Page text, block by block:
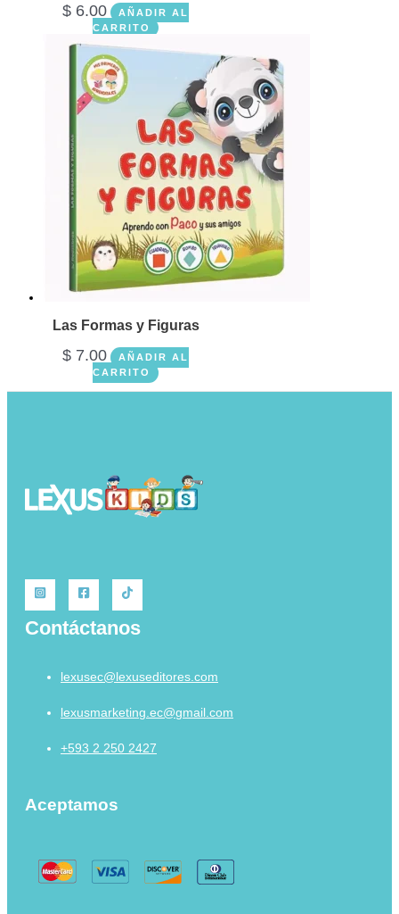
$ 6.00
AÑADIR AL
CARRITO
Las Formas y Figuras
$ 7.00
AÑADIR AL
CARRITO
Contáctanos
lexusec@lexuseditores.com
lexusmarketing.ec@gmail.com
+593 2 250 2427
Aceptamos